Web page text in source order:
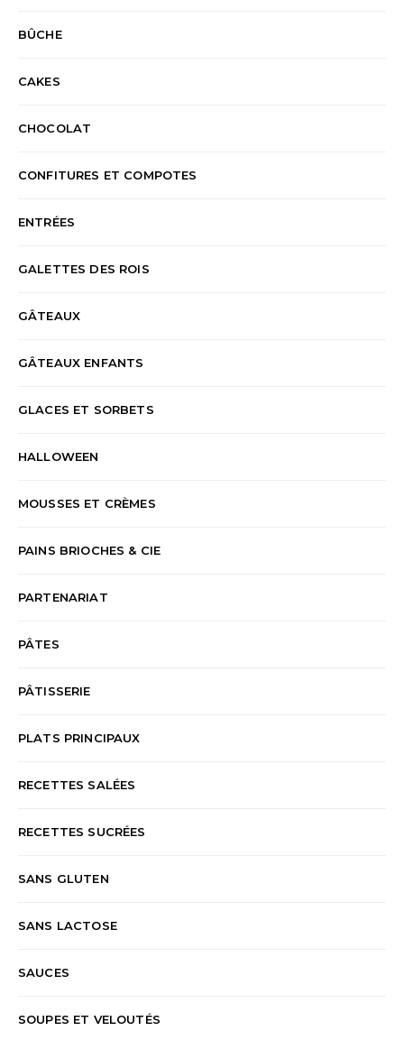
BÛCHE
CAKES
CHOCOLAT
CONFITURES ET COMPOTES
ENTRÉES
GALETTES DES ROIS
GÂTEAUX
GÂTEAUX ENFANTS
GLACES ET SORBETS
HALLOWEEN
MOUSSES ET CRÈMES
PAINS BRIOCHES & CIE
PARTENARIAT
PÂTES
PÂTISSERIE
PLATS PRINCIPAUX
RECETTES SALÉES
RECETTES SUCRÉES
SANS GLUTEN
SANS LACTOSE
SAUCES
SOUPES ET VELOUTÉS